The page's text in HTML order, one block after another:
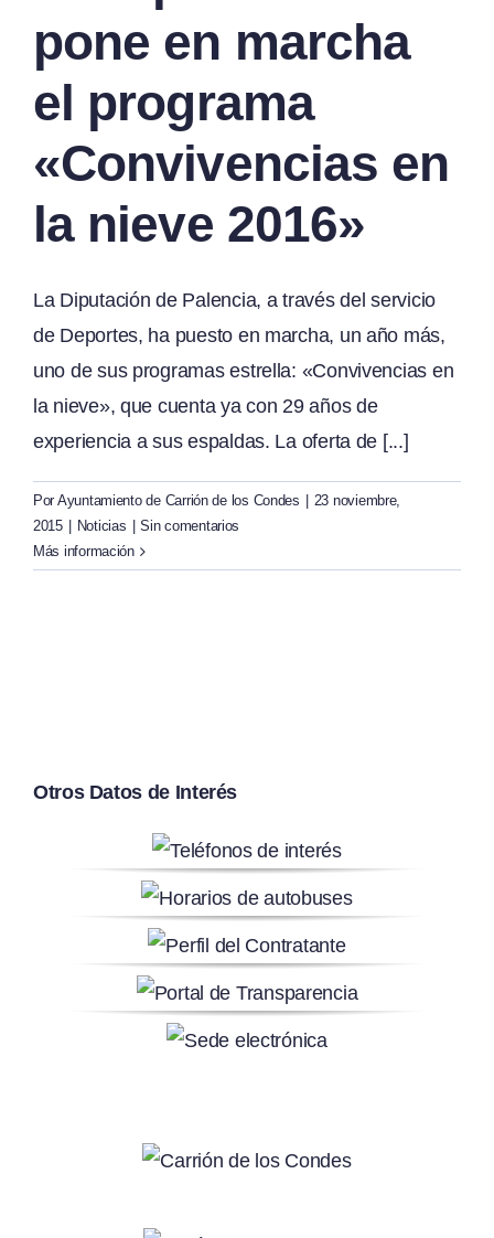
pone en marcha
el programa
«Convivencias en
la nieve 2016»
La Diputación de Palencia, a través del servicio
de Deportes, ha puesto en marcha, un año más,
uno de sus programas estrella: «Convivencias en
la nieve», que cuenta ya con 29 años de
experiencia a sus espaldas. La oferta de [...]
Por Ayuntamiento de Carrión de los Condes
23 noviembre,
2015
Noticias
Sin comentarios
Más información
Otros Datos de Interés